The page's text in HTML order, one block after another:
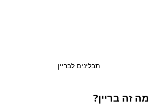
תבלינים לבריין
מה זה בריין?